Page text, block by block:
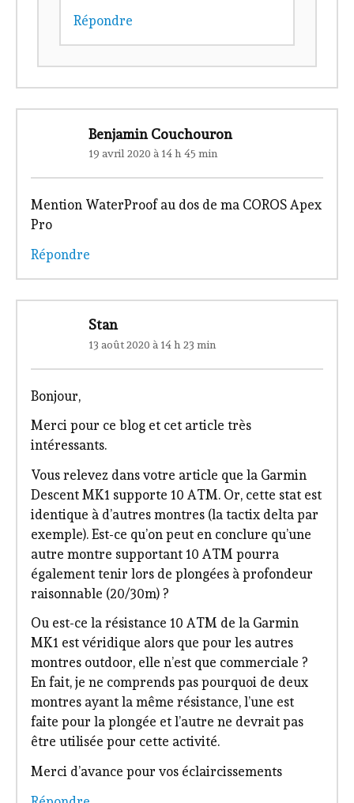
Répondre
Benjamin Couchouron
19 avril 2020 à 14 h 45 min
Mention WaterProof au dos de ma COROS Apex
Pro
Répondre
Stan
13 août 2020 à 14 h 23 min
Bonjour,
Merci pour ce blog et cet article très
intéressants.
Vous relevez dans votre article que la Garmin
Descent MK1 supporte 10 ATM. Or, cette stat est
identique à d’autres montres (la tactix delta par
exemple). Est-ce qu’on peut en conclure qu’une
autre montre supportant 10 ATM pourra
également tenir lors de plongées à profondeur
raisonnable (20/30m) ?
Ou est-ce la résistance 10 ATM de la Garmin
MK1 est véridique alors que pour les autres
montres outdoor, elle n’est que commerciale ?
En fait, je ne comprends pas pourquoi de deux
montres ayant la même résistance, l’une est
faite pour la plongée et l’autre ne devrait pas
être utilisée pour cette activité.
Merci d’avance pour vos éclaircissements